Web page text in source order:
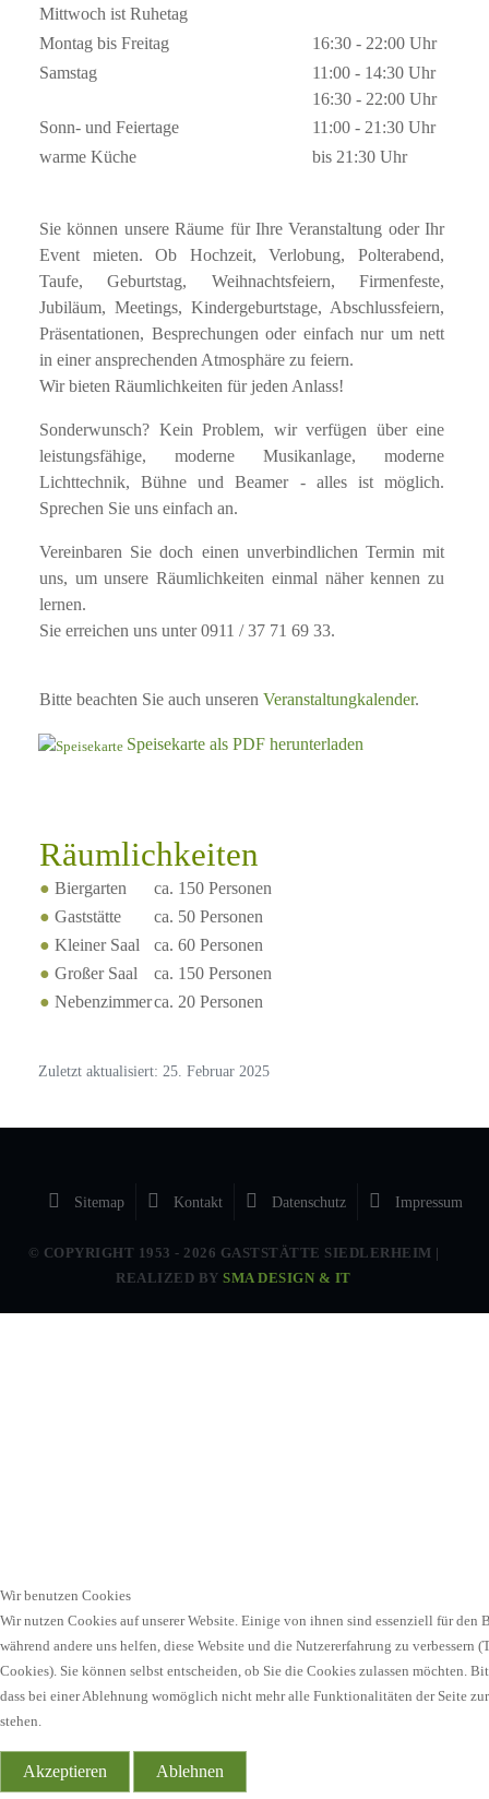
Mittwoch ist Ruhetag
Montag bis Freitag
16:30 - 22:00 Uhr
Samstag
11:00 - 14:30 Uhr
16:30 - 22:00 Uhr
Sonn- und Feiertage
11:00 - 21:30 Uhr
warme Küche
bis 21:30 Uhr
Sie können unsere Räume für Ihre Veranstaltung oder Ihr
Event mieten. Ob Hochzeit, Verlobung, Polterabend,
Taufe, Geburtstag, Weihnachtsfeiern, Firmenfeste,
Jubiläum, Meetings, Kindergeburtstage, Abschlussfeiern,
Präsentationen, Besprechungen oder einfach nur um nett
in einer ansprechenden Atmosphäre zu feiern.
Wir bieten Räumlichkeiten für jeden Anlass!
Sonderwunsch? Kein Problem, wir verfügen über eine
leistungsfähige, moderne Musikanlage, moderne
Lichttechnik, Bühne und Beamer - alles ist möglich.
Sprechen Sie uns einfach an.
Vereinbaren Sie doch einen unverbindlichen Termin mit
uns, um unsere Räumlichkeiten einmal näher kennen zu
lernen.
Sie erreichen uns unter 0911 / 37 71 69 33.
Bitte beachten Sie auch unseren Veranstaltungkalender.
Speisekarte als PDF herunterladen
Räumlichkeiten
● Biergarten
ca. 150 Personen
● Gaststätte
ca. 50 Personen
● Kleiner Saal
ca. 60 Personen
● Großer Saal
ca. 150 Personen
● Nebenzimmerca. 20 Personen
Zuletzt aktualisiert: 25. Februar 2025
Sitemap Kontakt Datenschutz Impressum
© COPYRIGHT 1953 - 2026 GASTSTÄTTE SIEDLERHEIM |
REALIZED BYSMA DESIGN & IT
Wir benutzen Cookies
Wir nutzen Cookies auf unserer Website. Einige von ihnen sind essenziell für den
während andere uns helfen, diese Website und die Nutzererfahrung zu verbessern
Cookies). Sie können selbst entscheiden, ob Sie die Cookies zulassen möchten.
dass bei einer Ablehnung womöglich nicht mehr alle Funktionalitäten der Seite
stehen.
Akzeptieren Ablehnen